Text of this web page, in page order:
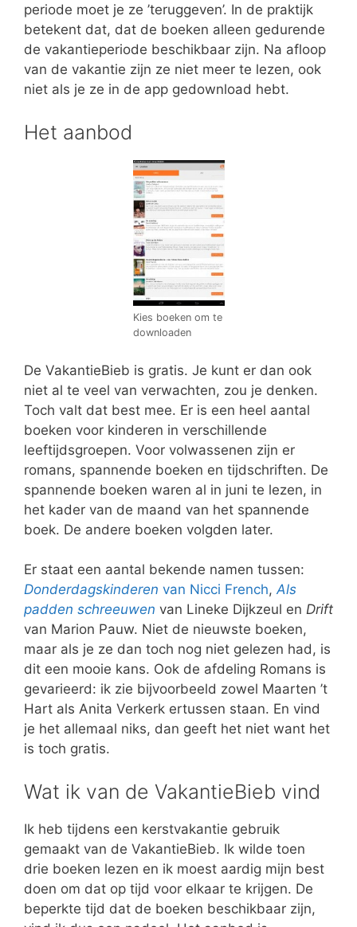
periode moet je ze ’teruggeven’. In de praktijk
betekent dat, dat de boeken alleen gedurende
de vakantieperiode beschikbaar zijn. Na afloop
van de vakantie zijn ze niet meer te lezen, ook
niet als je ze in de app gedownload hebt.
Het aanbod
Kies boeken om te
downloaden
De VakantieBieb is gratis. Je kunt er dan ook
niet al te veel van verwachten, zou je denken.
Toch valt dat best mee. Er is een heel aantal
boeken voor kinderen in verschillende
leeftijdsgroepen. Voor volwassenen zijn er
romans, spannende boeken en tijdschriften. De
spannende boeken waren al in juni te lezen, in
het kader van de maand van het spannende
boek. De andere boeken volgden later.
Er staat een aantal bekende namen tussen:
Donderdagskinderen van Nicci French,Als
padden schreeuwen van Lineke Dijkzeul en Drift
van Marion Pauw. Niet de nieuwste boeken,
maar als je ze dan toch nog niet gelezen had, is
dit een mooie kans. Ook de afdeling Romans is
gevarieerd: ik zie bijvoorbeeld zowel Maarten ’t
Hart als Anita Verkerk ertussen staan. En vind
je het allemaal niks, dan geeft het niet want het
is toch gratis.
Wat ik van de VakantieBieb vind
Ik heb tijdens een kerstvakantie gebruik
gemaakt van de VakantieBieb. Ik wilde toen
drie boeken lezen en ik moest aardig mijn best
doen om dat op tijd voor elkaar te krijgen. De
beperkte tijd dat de boeken beschikbaar zijn,